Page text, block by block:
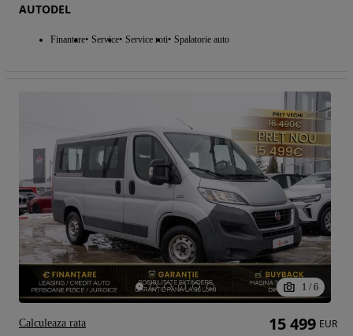
AUTODEL
Finantare Service Service roti Spalatorie auto
1 / 6
15 499 EUR
Calculeaza rata